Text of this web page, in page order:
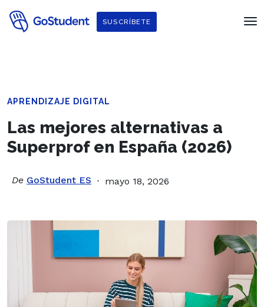
SUSCRÍBETE
APRENDIZAJE DIGITAL
Las mejores alternativas a
Superprof en España (2026)
De GoStudent ES mayo 18, 2026